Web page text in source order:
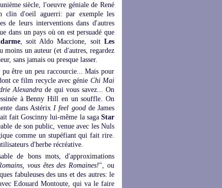
siècle, l'oeuvre géniale de René
clin d'oeil aguerri: par exemple les
de leurs interventions dans d'autres
dans un pays où on est persuadé que
, soit Aldo Maccione, soitLes
moins un auteur (et d'autres, regardez
sans jamais ou presque lasser.
pu être un peu raccourcie... Mais pour
ce film recycle avec génie Chi Mai
Alexandra de qui vous savez... On
à Benny Hill en un souffle. On
dans AstérixI feel goodde James
fait Goscinny lui-même la saga Star
de son public, venue avec les Nuls
comme un stupéfiant qui fait rire.
d'herbe récréative.
de bons mots, d'approximations
vous êtes des Romaines!", ou
fabuleuses des uns et des autres: le
Edouard Montoute, qui va le faire